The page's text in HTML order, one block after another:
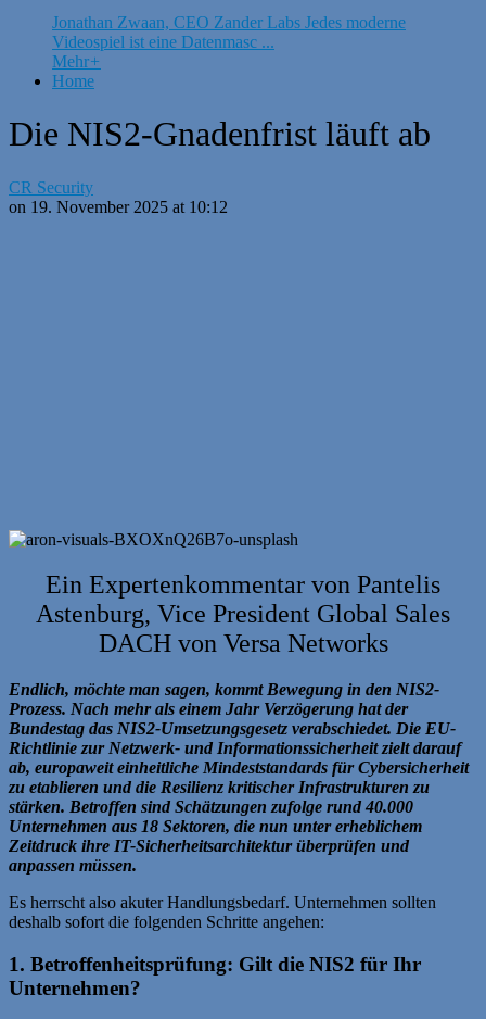
Jonathan Zwaan, CEO Zander Labs Jedes moderne
Videospiel ist eine Datenmasc ...
Mehr+
Home
Die NIS2-Gnadenfrist läuft ab
CR Security
on 19. November 2025 at 10:12
Ein Expertenkommentar von Pantelis
Astenburg, Vice President Global Sales
DACH von Versa Networks
Endlich, möchte man sagen, kommt Bewegung in den NIS2-
Prozess. Nach mehr als einem Jahr Verzögerung hat der
Bundestag das NIS2-Umsetzungsgesetz verabschiedet. Die EU-
Richtlinie zur Netzwerk- und Informationssicherheit zielt darauf
ab, europaweit einheitliche Mindeststandards für Cybersicherheit
zu etablieren und die Resilienz kritischer Infrastrukturen zu
stärken. Betroffen sind Schätzungen zufolge rund 40.000
Unternehmen aus 18 Sektoren, die nun unter erheblichem
Zeitdruck ihre IT-Sicherheitsarchitektur überprüfen und
anpassen müssen.
Es herrscht also akuter Handlungsbedarf. Unternehmen sollten
deshalb sofort die folgenden Schritte angehen:
1. Betroffenheitsprüfung: Gilt die NIS2 für Ihr
Unternehmen?